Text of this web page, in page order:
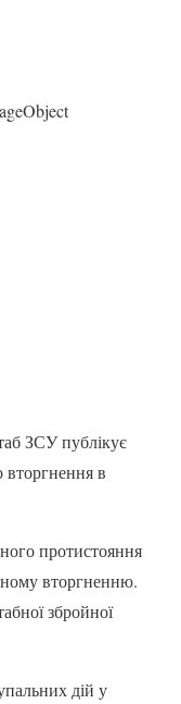
ЗСУ публікує
вторгнення в
протистояння
вторгненню.
збройної
дій у